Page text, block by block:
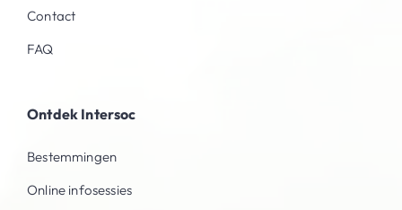
Contact
FAQ
Ontdek Intersoc
Bestemmingen
Online infosessies